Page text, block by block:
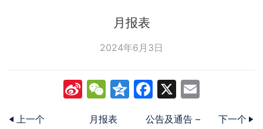
月报表
2024年6月3日
SinaWeChat
Qzone
Facebook
X
上一个 月报表
公告及通告 –
下一个